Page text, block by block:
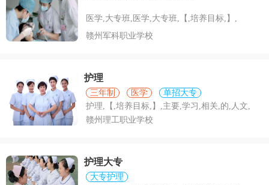
医学,大专班,医学,大专班,【,培养目标,】,
赣州军科职业学校
护理
三年制 医学
单招大专
护理,【,培养目标,】,主要,学习,相关,的,人文,
赣州理工职业学校
护理大专
大专护理